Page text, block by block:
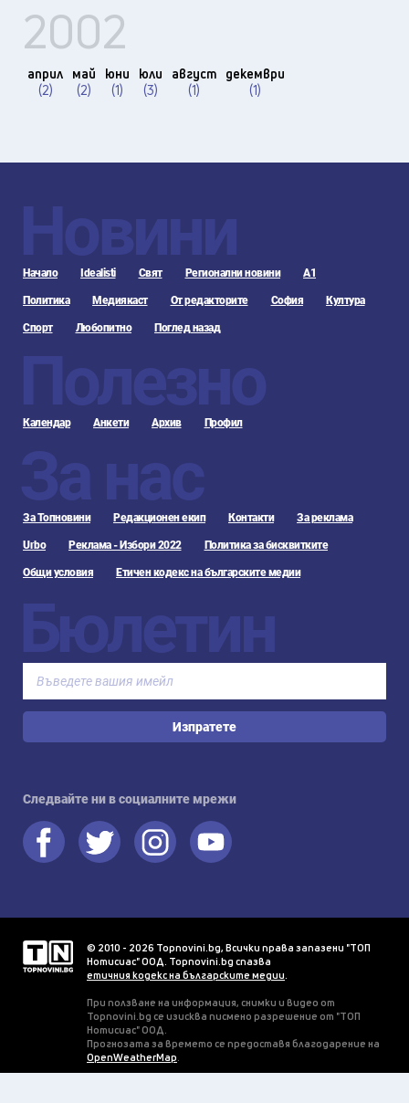
2002
април
(2)
май
(2)
юни
(1)
юли
(3)
август
(1)
декември
(1)
Новини
Начало Idealisti Свят Регионални новини А1
Политика Медиякаст От редакторите София Култура
Спорт Любопитно Поглед назад
Полезно
Календар Анкети Архив Профил
За нас
За Топновини Редакционен екип Контакти За реклама
Urbo Реклама - Избори 2022 Политика за бисквитките
Общи условия Етичен кодекс на българските медии
Бюлетин
Изпратете
Следвайте ни в социалните мрежи
© 2010 - 2026 Topnovini.bg, Всички права запазени "ТОП
Нотисиас" ООД. Topnovini.bg спазва
етичния кодекс на българските медии.
При ползване на информация, снимки и видео от
Topnovini.bg се изисква писмено разрешение от "ТОП
Нотисиас" ООД.
Прогнозата за времето се предоставя благодарение на
OpenWeatherMap.